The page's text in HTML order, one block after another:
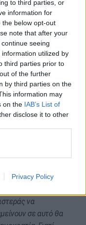
to third parties, or
information for
the below opt-out
note that after your
seeing
utilized by
third parties prior to
of the further
by third parties on the
information may
on the IAB’s List of
disclose it to other
Privacy Policy
με άξονα τους
Δηλαδή με
«’Αρα δεν μπορώ
για
να έχουμε
αυτονόητο, ότι
που δεν θα
και θα μπορούν
πολιτισμό και
Αυτό δεν
ανάγκη ο
να
σε αυτό θα